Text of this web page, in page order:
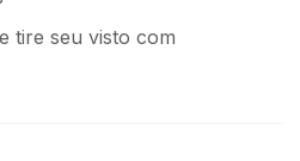
tire seu visto com